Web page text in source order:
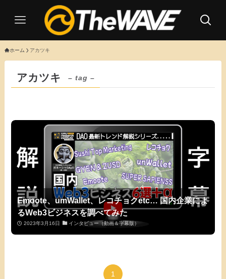
ホーム アカツキ
アカツキ – tag –
Emoote、umWallet、レコチョクetc… 国内企業によ
るWeb3ビジネスを調べてみた
2023年3月16日 インタビュー（動画＆字幕版）
1